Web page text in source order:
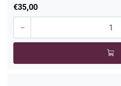
€35,00
-